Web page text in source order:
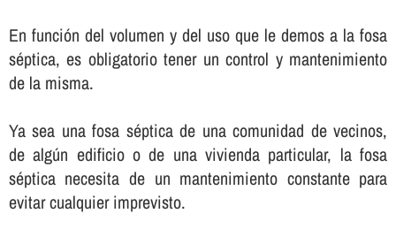
En función del volumen y del uso que le demos a la fosa
séptica, es obligatorio tener un control y mantenimiento
de la misma.
Ya sea una fosa séptica de una comunidad de vecinos,
de algún edificio o de una vivienda particular, la fosa
séptica necesita de un mantenimiento constante para
evitar cualquier imprevisto.